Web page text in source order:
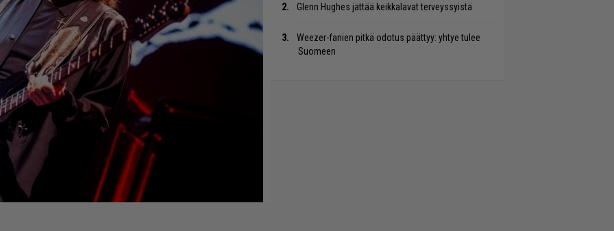
Glenn Hughes jättää keikkalavat terveyssyistä
Weezer-fanien pitkä odotus päättyy: yhtye tulee
Suomeen